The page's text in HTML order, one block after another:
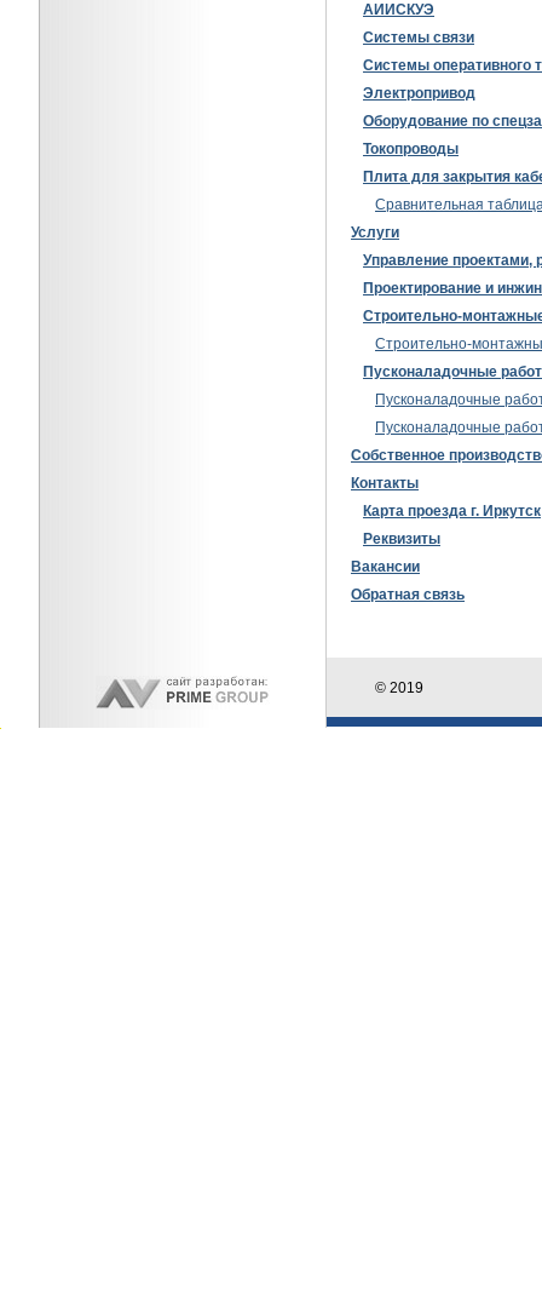
АИИСКУЭ
Системы связи
Системы оперативного
Электропривод
Оборудование по
Токопроводы
Плита для закрытия
Сравнительная
Услуги
Управление проектами,
Проектирование и
Строительно-
Строительно-
Пусконаладочные
Пусконаладочные
Пусконаладочные
Собственное
Контакты
Карта проезда г. Иркутск
Реквизиты
Вакансии
Обратная связь
© 2019